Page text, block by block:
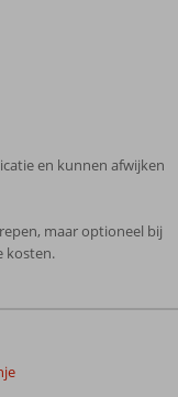
en kunnen afwijken
maar optioneel bij
kosten.